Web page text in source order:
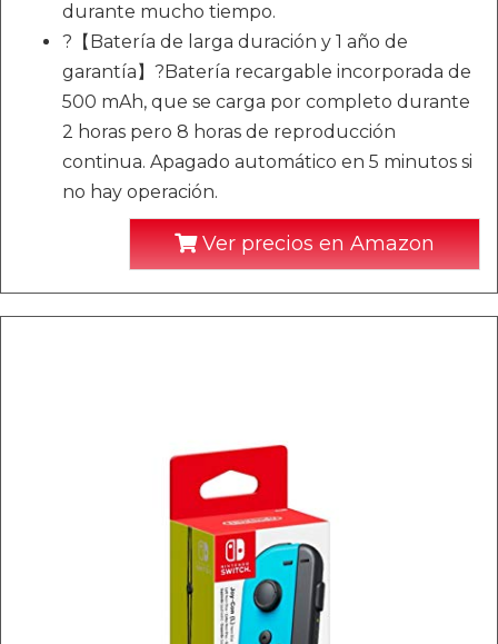
durante mucho tiempo.
?【Batería de larga duración y 1 año de
garantía】?Batería recargable incorporada de
500 mAh, que se carga por completo durante
2 horas pero 8 horas de reproducción
continua. Apagado automático en 5 minutos si
no hay operación.
Ver precios en Amazon